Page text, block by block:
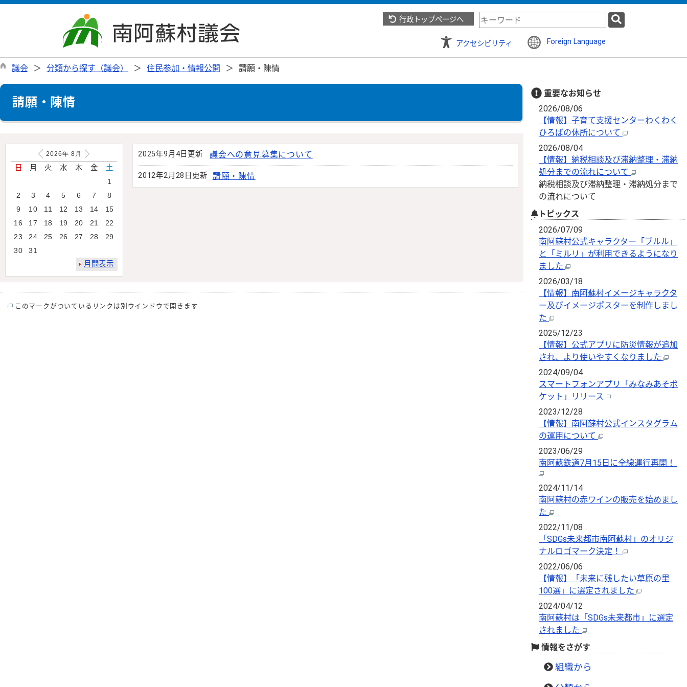
行政トップページへ
検
索
キ
ド
アクセシビリティ Foreign Language
議会 分類から探す（議会） 住民参加・情報公開 請願・陳情
請願・陳情
2025年9月4日更新 議会への意見募集について
2012年2月28日更新 請願・陳情
2026年 8 月
日 月 火 水 木 金 土
1
2
3 4 5 6 7
8
9
10 11 12 13 14
15
16
17 18 19 20 21
22
23
24 25 26 27 28
29
30
31
月間表示
このマークがついているリンクは別ウインドウで開きます
重要なお知らせ
2026/08/06
【情報】子育て支援センターわくわく
ひろばの休所について
2026/08/04
【情報】納税相談及び滞納整理・滞納
処分までの流れについて
納税相談及び滞納整理・滞納処分まで
の流れについて
トピックス
2026/07/09
南阿蘇村公式キャラクター「ブルル」
と「ミルリ」が利用できるようになり
ました
2026/03/18
【情報】南阿蘇村イメージキャラクタ
ー及びイメージポスターを制作しまし
た
2025/12/23
【情報】公式アプリに防災情報が追加
され、より使いやすくなりました
2024/09/04
スマートフォンアプリ「みなみあそポ
ケット」リリース
2023/12/28
【情報】南阿蘇村公式インスタグラム
の運用について
2023/06/29
南阿蘇鉄道7月15日に全線運行再開！
2024/11/14
南阿蘇村の赤ワインの販売を始めまし
た
2022/11/08
「SDGs未来都市南阿蘇村」のオリジ
ナルロゴマーク決定！
2022/06/06
【情報】「未来に残したい草原の里
100選」に選定されました
2024/04/12
南阿蘇村は「SDGs未来都市」に選定
されました
情報をさがす
組織から